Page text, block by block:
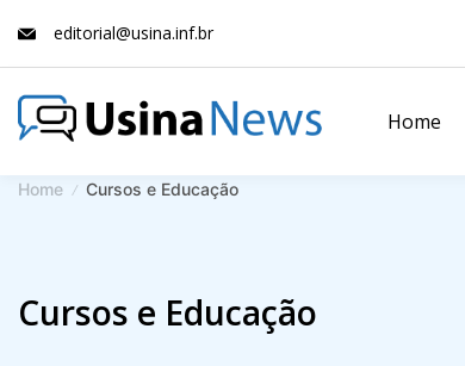
editorial@usina.inf.br
News
Home
Home Cursos e Educação
Cursos e Educação